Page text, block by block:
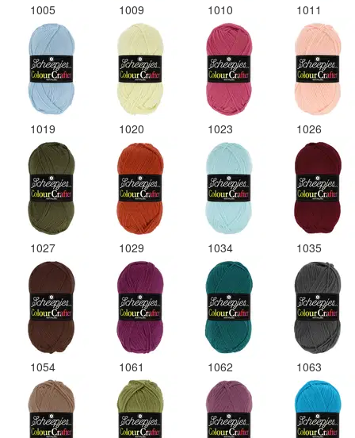
1005 1009 1010 1011
1019 1020 1023 1026
1027 1029 1034 1035
1054 1061 1062 1063